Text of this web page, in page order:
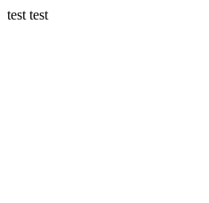
test test